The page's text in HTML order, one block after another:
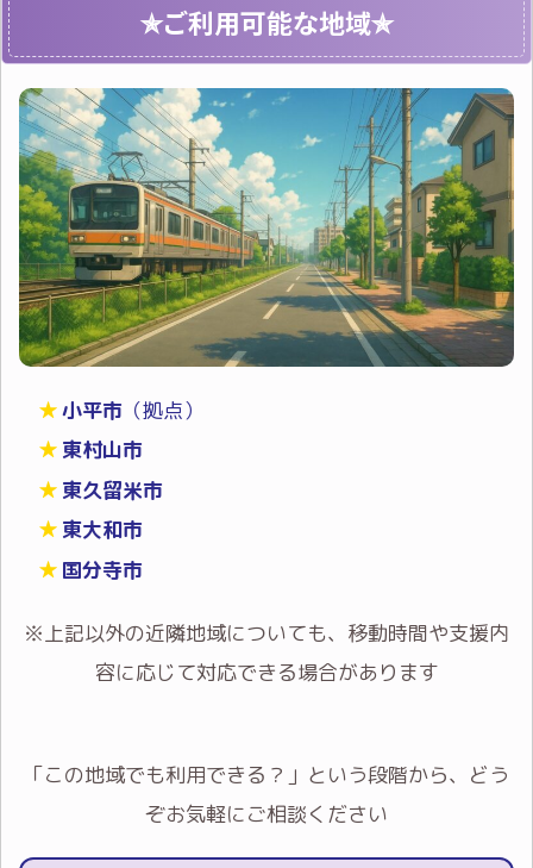
✯ご利用可能な地域✯
小平市 （拠点）
東村山市
東久留米市
東大和市
国分寺市
※上記以外の近隣地域についても、移動時間や支援内
容に応じて対応できる場合があります
「この地域でも利用できる？」という段階から、どう
ぞお気軽にご相談ください